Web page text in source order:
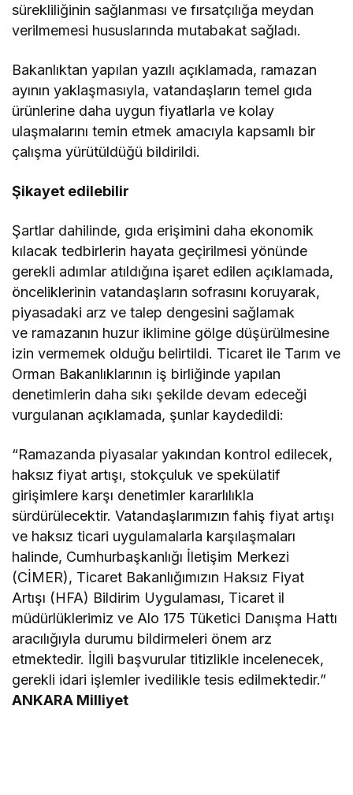
sürekliliğinin sağlanması ve fırsatçılığa meydan
verilmemesi hususlarında mutabakat sağladı.
Bakanlıktan yapılan yazılı açıklamada, ramazan
ayının yaklaşmasıyla, vatandaşların temel gıda
ürünlerine daha uygun fiyatlarla ve kolay
ulaşmalarını temin etmek amacıyla kapsamlı bir
çalışma yürütüldüğü bildirildi.
Şikayet edilebilir
Şartlar dahilinde, gıda erişimini daha ekonomik
kılacak tedbirlerin hayata geçirilmesi yönünde
gerekli adımlar atıldığına işaret edilen açıklamada,
önceliklerinin vatandaşların sofrasını koruyarak,
piyasadaki arz ve talep dengesini sağlamak
ve ramazanın huzur iklimine gölge düşürülmesine
izin vermemek olduğu belirtildi. Ticaret ile Tarım ve
Orman Bakanlıklarının iş birliğinde yapılan
denetimlerin daha sıkı şekilde devam edeceği
vurgulanan açıklamada, şunlar kaydedildi:
“Ramazanda piyasalar yakından kontrol edilecek,
haksız fiyat artışı, stokçuluk ve spekülatif
girişimlere karşı denetimler kararlılıkla
sürdürülecektir. Vatandaşlarımızın fahiş fiyat artışı
ve haksız ticari uygulamalarla karşılaşmaları
halinde, Cumhurbaşkanlığı İletişim Merkezi
(CİMER), Ticaret Bakanlığımızın Haksız Fiyat
Artışı (HFA) Bildirim Uygulaması, Ticaret il
müdürlüklerimiz ve Alo 175 Tüketici Danışma Hattı
aracılığıyla durumu bildirmeleri önem arz
etmektedir. İlgili başvurular titizlikle incelenecek,
gerekli idari işlemler ivedilikle tesis edilmektedir.”
ANKARA Milliyet